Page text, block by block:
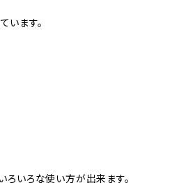
います。
ろいろな使い方が出来ます。